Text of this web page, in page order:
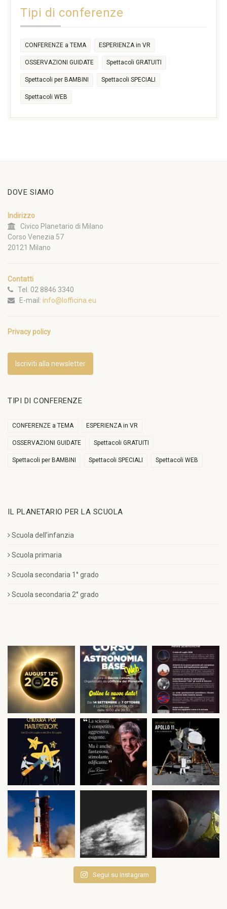
17:30
Tipi di conferenze
CONFERENZE a TEMA ESPERIENZA in VR
OSSERVAZIONI GUIDATE Spettacoli GRATUITI
Spettacoli per BAMBINI Spettacoli SPECIALI
Spettacoli WEB
DOVE SIAMO
Indirizzo
Civico Planetario di Milano
Corso Venezia 57
20121 Milano
Contatti
Tel. 02 8846 3340
E-mail: info@lofficina.eu
Privacy policy
Iscriviti alla newsletter
TIPI DI CONFERENZE
CONFERENZE a TEMA ESPERIENZA in VR
OSSERVAZIONI GUIDATE Spettacoli GRATUITI
Spettacoli per BAMBINI Spettacoli SPECIALI Spettacoli WEB
IL PLANETARIO PER LA SCUOLA
Scuola dell’infanzia
Scuola primaria
Scuola secondaria 1° grado
Scuola secondaria 2° grado
Segui su Instagram